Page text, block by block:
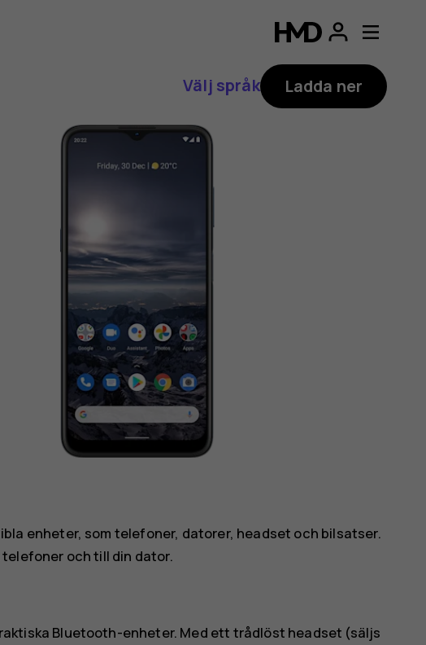
Välj språk Ladda ner
enheter, som telefoner, datorer, headset och bilsatser.
och till din dator.
Bluetooth-enheter. Med ett trådlöst headset (säljs